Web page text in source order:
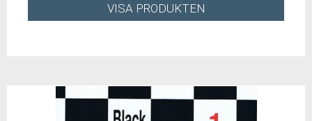
VISA PRODUKTEN